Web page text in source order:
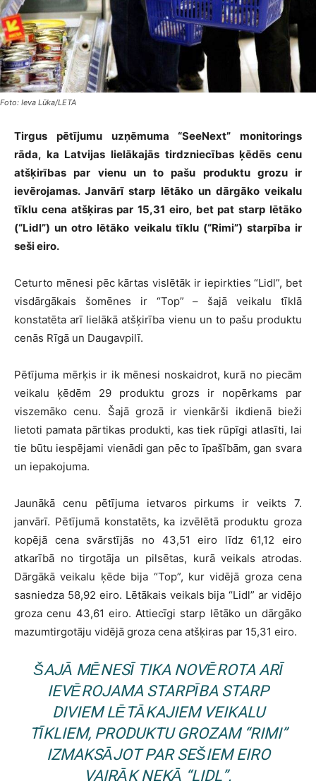
Foto: Ieva Lūka/LETA
Tirgus pētījumu uzņēmuma “SeeNext” monitorings
rāda, ka Latvijas lielākajās tirdzniecības ķēdēs cenu
atšķirības par vienu un to pašu produktu grozu ir
ievērojamas. Janvārī starp lētāko un dārgāko veikalu
tīklu cena atšķiras par 15,31 eiro, bet pat starp lētāko
(“Lidl”) un otro lētāko veikalu tīklu (“Rimi”) starpība ir
seši eiro.
Ceturto mēnesi pēc kārtas vislētāk ir iepirkties “Lidl”, bet
visdārgākais šomēnes ir “Top” – šajā veikalu tīklā
konstatēta arī lielākā atšķirība vienu un to pašu produktu
cenās Rīgā un Daugavpilī.
Pētījuma mērķis ir ik mēnesi noskaidrot, kurā no piecām
veikalu ķēdēm 29 produktu grozs ir nopērkams par
viszemāko cenu. Šajā grozā ir vienkārši ikdienā bieži
lietoti pamata pārtikas produkti, kas tiek rūpīgi atlasīti, lai
tie būtu iespējami vienādi gan pēc to īpašībām, gan svara
un iepakojuma.
Jaunākā cenu pētījuma ietvaros pirkums ir veikts 7.
janvārī. Pētījumā konstatēts, ka izvēlētā produktu groza
kopējā cena svārstījās no 43,51 eiro līdz 61,12 eiro
atkarībā no tirgotāja un pilsētas, kurā veikals atrodas.
Dārgākā veikalu ķēde bija “Top”, kur vidējā groza cena
sasniedza 58,92 eiro. Lētākais veikals bija “Lidl” ar vidējo
groza cenu 43,61 eiro. Attiecīgi starp lētāko un dārgāko
mazumtirgotāju vidējā groza cena atšķiras par 15,31 eiro.
ŠAJĀ MĒNESĪ TIKA NOVĒROTA ARĪ
IEVĒROJAMA STARPĪBA STARP
DIVIEM LĒTĀKAJIEM VEIKALU
TĪKLIEM, PRODUKTU GROZAM “RIMI”
IZMAKSĀJOT PAR SEŠIEM EIRO
VAIRĀK NEKĀ “LIDL”.